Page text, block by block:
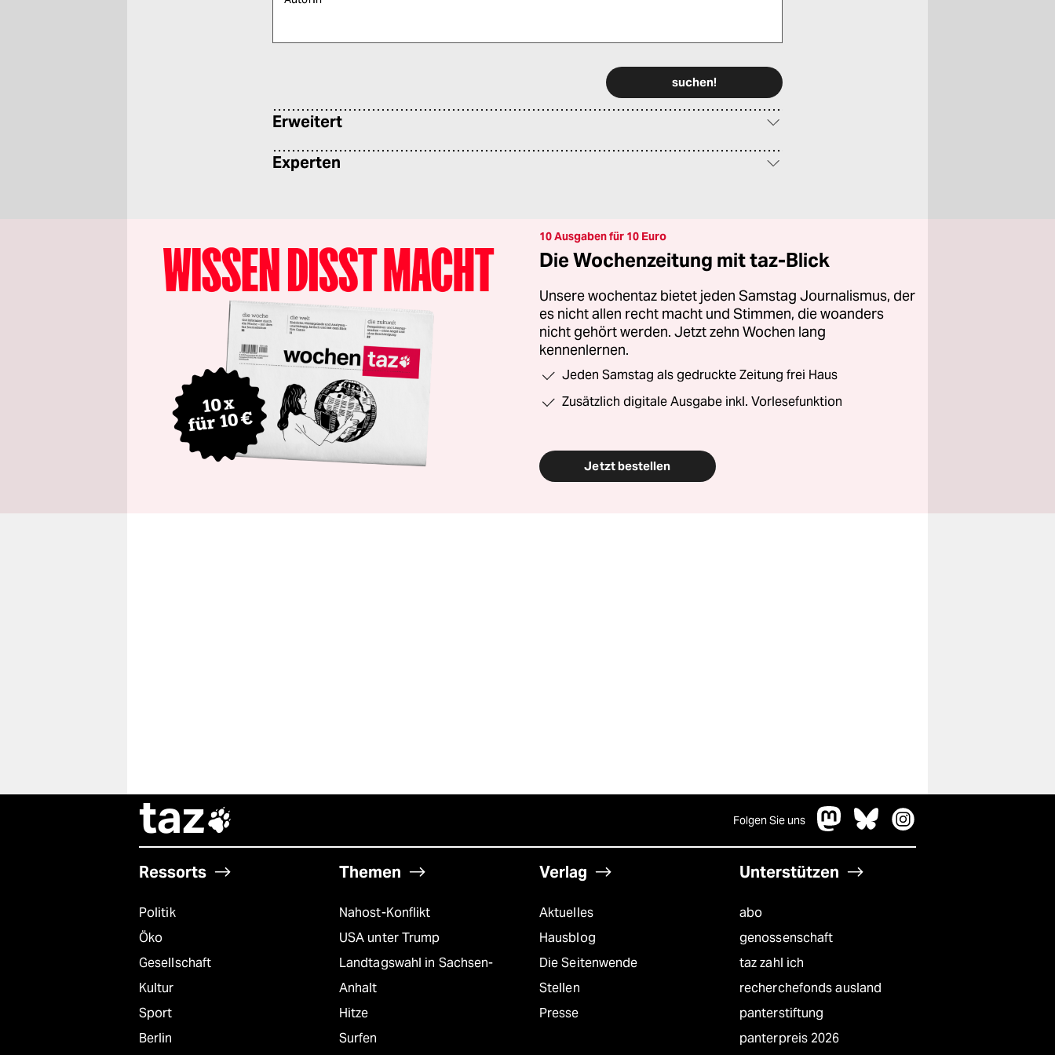
Erweitert
Experten
10 Ausgaben für 10 Euro
Die Wochenzeitung mit taz-Blick
Unsere wochentaz bietet jeden Samstag Journalismus, der
es nicht allen recht macht und Stimmen, die woanders
nicht gehört werden. Jetzt zehn Wochen lang
kennenlernen.
Jeden Samstag als gedruckte Zeitung frei Haus
Zusätzlich digitale Ausgabe inkl. Vorlesefunktion
Jetzt bestellen
taz Folgen Sie uns
Ressorts
Politik
Öko
Gesellschaft
Kultur
Sport
Berlin
Themen
Nahost-Konflikt
USA unter Trump
Landtagswahl in Sachsen-
Anhalt
Hitze
Surfen
Verlag
Aktuelles
Hausblog
Die Seitenwende
Stellen
Presse
Unterstützen
abo
genossenschaft
taz zahl ich
recherchefonds ausland
panterstiftung
panterpreis 2026